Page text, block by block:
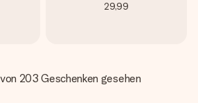
29,99
203 Geschenken gesehen